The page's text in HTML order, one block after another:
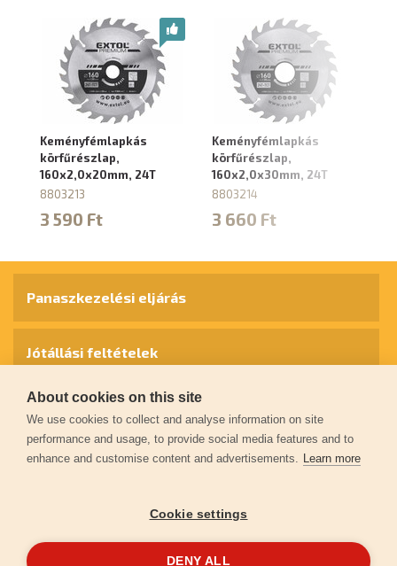
Keményfémlapkás
körfűrészlap,
160x2,0x20mm, 24T
8803213
3 590 Ft
Keményfémlapkás
körfűrészlap,
160x2,0x30mm, 24T
8803214
3 660 Ft
Panaszkezelési eljárás
Jótállási feltételek
Személyes adatok védelme
Kapcsolat
Garancia regisztráció
About cookies on this site
We use cookies to collect and analyse information on site
performance and usage, to provide social media features and to
enhance and customise content and advertisements. Learn more
Cookie settings
DENY ALL